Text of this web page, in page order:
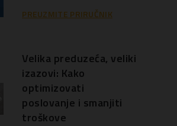
PREUZMITE PRIRUČNIK
Velika preduzeća, veliki
izazovi: Kako
optimizovati
poslovanje i smanjiti
troškove